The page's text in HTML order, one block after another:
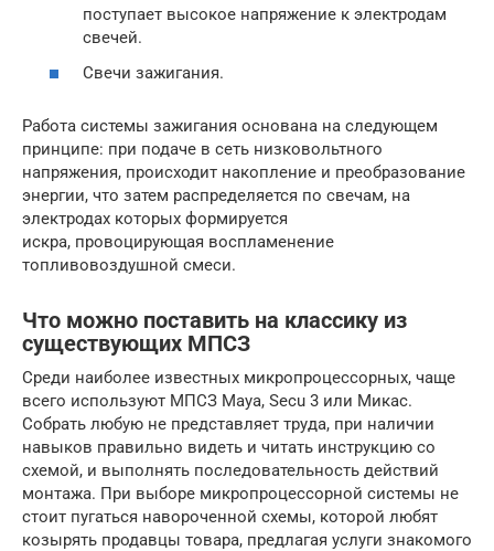
поступает высокое напряжение к электродам
свечей.
Свечи зажигания.
Работа системы зажигания основана на следующем
принципе: при подаче в сеть низковольтного
напряжения, происходит накопление и преобразование
энергии, что затем распределяется по свечам, на
электродах которых формируется
искра, провоцирующая воспламенение
топливовоздушной смеси.
Что можно поставить на классику из
существующих МПСЗ
Среди наиболее известных микропроцессорных, чаще
всего используют МПСЗ Мaya, Secu 3 или Микас.
Собрать любую не представляет труда, при наличии
навыков правильно видеть и читать инструкцию со
схемой, и выполнять последовательность действий
монтажа. При выборе микропроцессорной системы не
стоит пугаться навороченной схемы, которой любят
козырять продавцы товара, предлагая услуги знакомого